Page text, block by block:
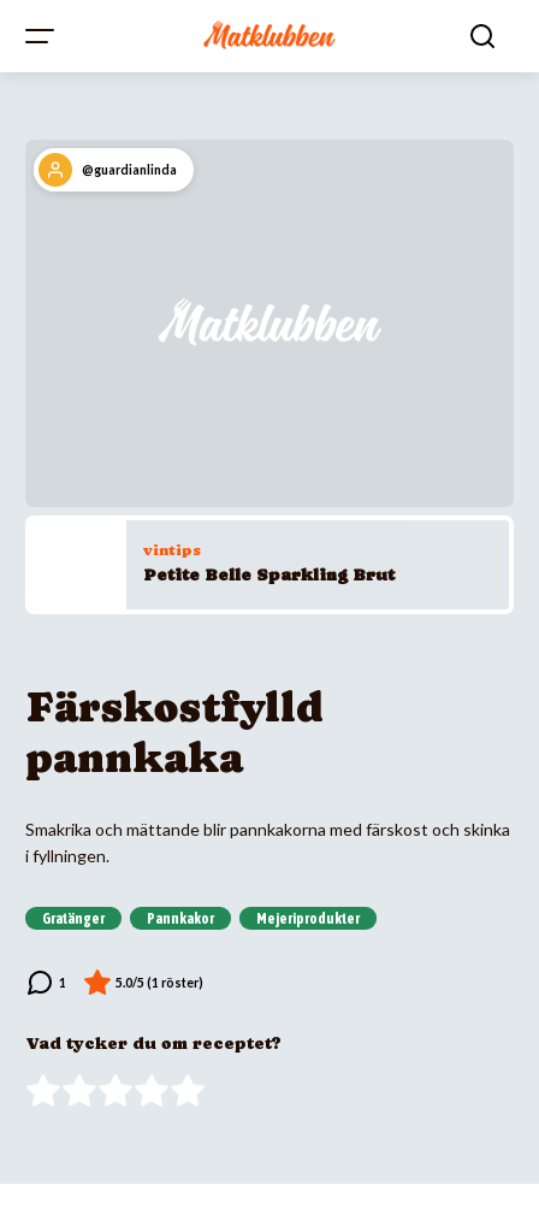
@guardianlinda
vintips
Petite Belle Sparkling Brut
Färskostfylld
pannkaka
Smakrika och mättande blir pannkakorna med färskost och skinka
i fyllningen.
Gratänger Pannkakor Mejeriprodukter
Vad tycker du om receptet?